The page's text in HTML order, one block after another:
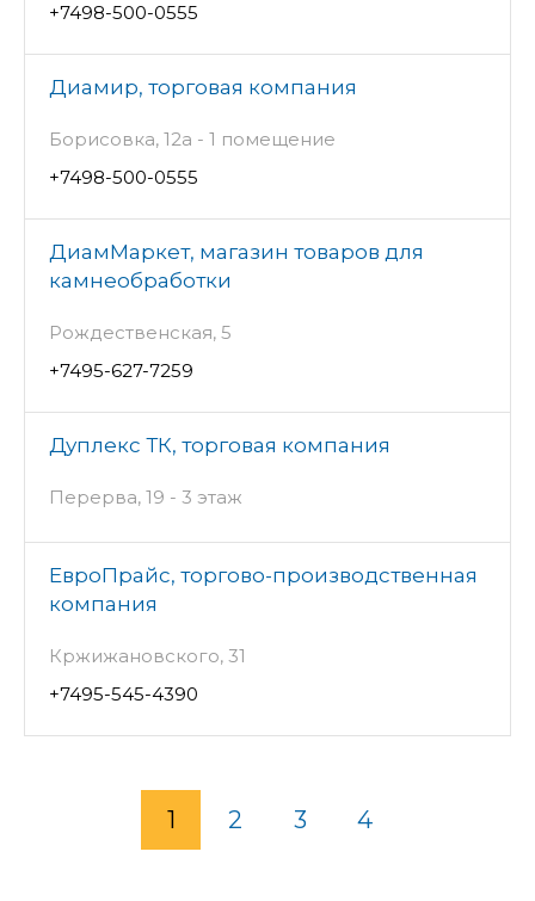
+7498-500-0555
Диамир, торговая компания
Борисовка, 12а - 1 помещение
+7498-500-0555
ДиамМаркет, магазин товаров для
камнеобработки
Рождественская, 5
+7495-627-7259
Дуплекс ТК, торговая компания
Перерва, 19 - 3 этаж
ЕвроПрайс, торгово-производственная
компания
Кржижановского, 31
+7495-545-4390
1 2 3 4